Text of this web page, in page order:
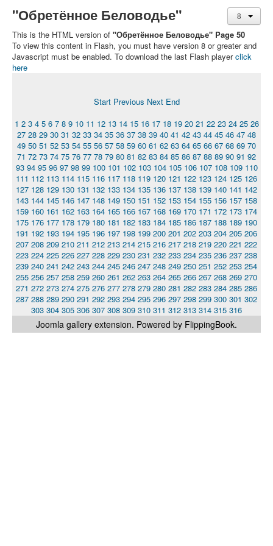
"Обретённое Беловодье"
This is the HTML version of "Обретённое Беловодье" Page 50
To view this content in Flash, you must have version 8 or greater and
Javascript must be enabled. To download the last Flash playerclick
here
Start Previous Next End
1 2 3 4 5 6 7 8 9 10 11 12 13 14 15 16 17 18 19 20 21 22 23 24 25 26
27 28 29 30 31 32 33 34 35 36 37 38 39 40 41 42 43 44 45 46 47 48
49 50 51 52 53 54 55 56 57 58 59 60 61 62 63 64 65 66 67 68 69 70
71 72 73 74 75 76 77 78 79 80 81 82 83 84 85 86 87 88 89 90 91 92
93 94 95 96 97 98 99 100 101 102 103 104 105 106 107 108 109 110
111 112 113 114 115 116 117 118 119 120 121 122 123 124 125 126
127 128 129 130 131 132 133 134 135 136 137 138 139 140 141 142
143 144 145 146 147 148 149 150 151 152 153 154 155 156 157 158
159 160 161 162 163 164 165 166 167 168 169 170 171 172 173 174
175 176 177 178 179 180 181 182 183 184 185 186 187 188 189 190
191 192 193 194 195 196 197 198 199 200 201 202 203 204 205 206
207 208 209 210 211 212 213 214 215 216 217 218 219 220 221 222
223 224 225 226 227 228 229 230 231 232 233 234 235 236 237 238
239 240 241 242 243 244 245 246 247 248 249 250 251 252 253 254
255 256 257 258 259 260 261 262 263 264 265 266 267 268 269 270
271 272 273 274 275 276 277 278 279 280 281 282 283 284 285 286
287 288 289 290 291 292 293 294 295 296 297 298 299 300 301 302
303 304 305 306 307 308 309 310 311 312 313 314 315 316
Joomla gallery extension. Powered by FlippingBook.